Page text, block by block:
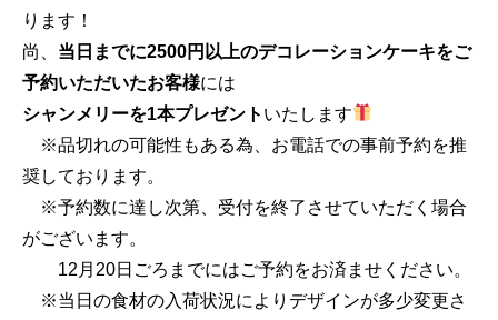
ります！
尚、 当日までに2500円以上のデコレーションケーキをご
予約いただいたお客様には
シャンメリーを1本プレゼント いたします
※品切れの可能性もある為、お電話での事前予約を推
奨しております。
※予約数に達し次第、受付を終了させていただく場合
がございます。
12月20日ごろまでにはご予約をお済ませください。
※当日の食材の入荷状況によりデザインが多少変更さ